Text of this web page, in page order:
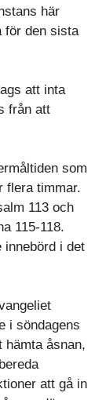
här
för den sista
att inta
från att
som
flera timmar.
113 och
115-118.
innebörd i det
i söndagens
åsnan,
att gå in